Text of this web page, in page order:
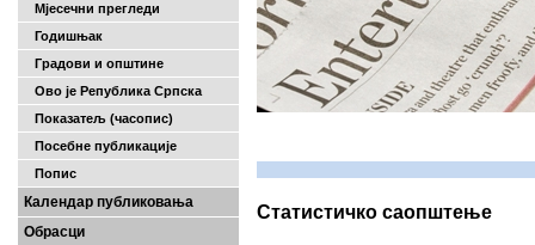
Мјесечни прегледи
Годишњак
Градови и општине
Ово је Република Српска
Показатељ (часопис)
Посебне публикације
Попис
Календар публиковања
Обрасци
Статистичко саопштење